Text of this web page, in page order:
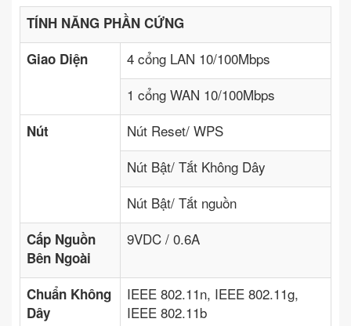
TÍNH NĂNG PHẦN CỨNG
Giao Diện
4 cổng LAN 10/100Mbps
1 cổng WAN 10/100Mbps
Nút
Nút Reset/ WPS
Nút Bật/ Tắt Không Dây
Nút Bật/ Tắt nguồn
Cấp Nguồn
Bên Ngoài
9VDC / 0.6A
Chuẩn Không
Dây
IEEE 802.11n, IEEE 802.11g,
IEEE 802.11b